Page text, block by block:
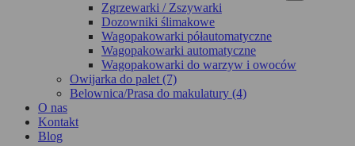
Zgrzewarki / Zszywarki
Dozowniki ślimakowe
Wagopakowarki półautomatyczne
Wagopakowarki automatyczne
Wagopakowarki do warzyw i owoców
Owijarka do palet (7)
Belownica/Prasa do makulatury (4)
O nas
Kontakt
Blog